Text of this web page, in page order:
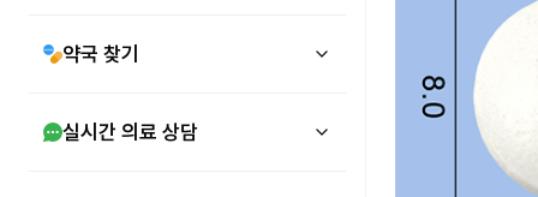
약국 찾기
실시간 의료 상담